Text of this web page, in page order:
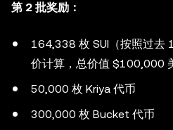
第 2 批奖励：
164,338 枚 SUI（按照过去
价计算，总价值 $100,000
50,000 枚 Kriya 代币
300,000 枚 Bucket 代币